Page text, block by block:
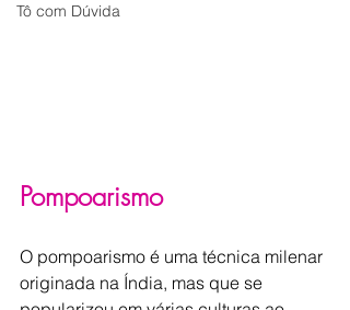
Tô com Dúvida
Pompoarismo
O pompoarismo é uma técnica milenar
originada na Índia, mas que se